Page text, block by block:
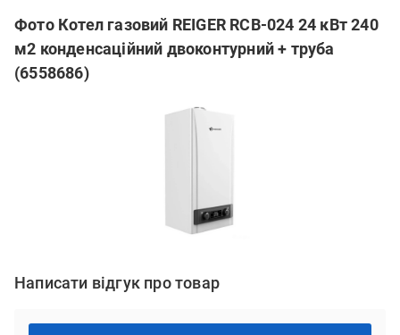
Фото Котел газовий REIGER RCB-024 24 кВт 240
м2 конденсаційний двоконтурний + труба
(6558686)
Написати відгук про товар